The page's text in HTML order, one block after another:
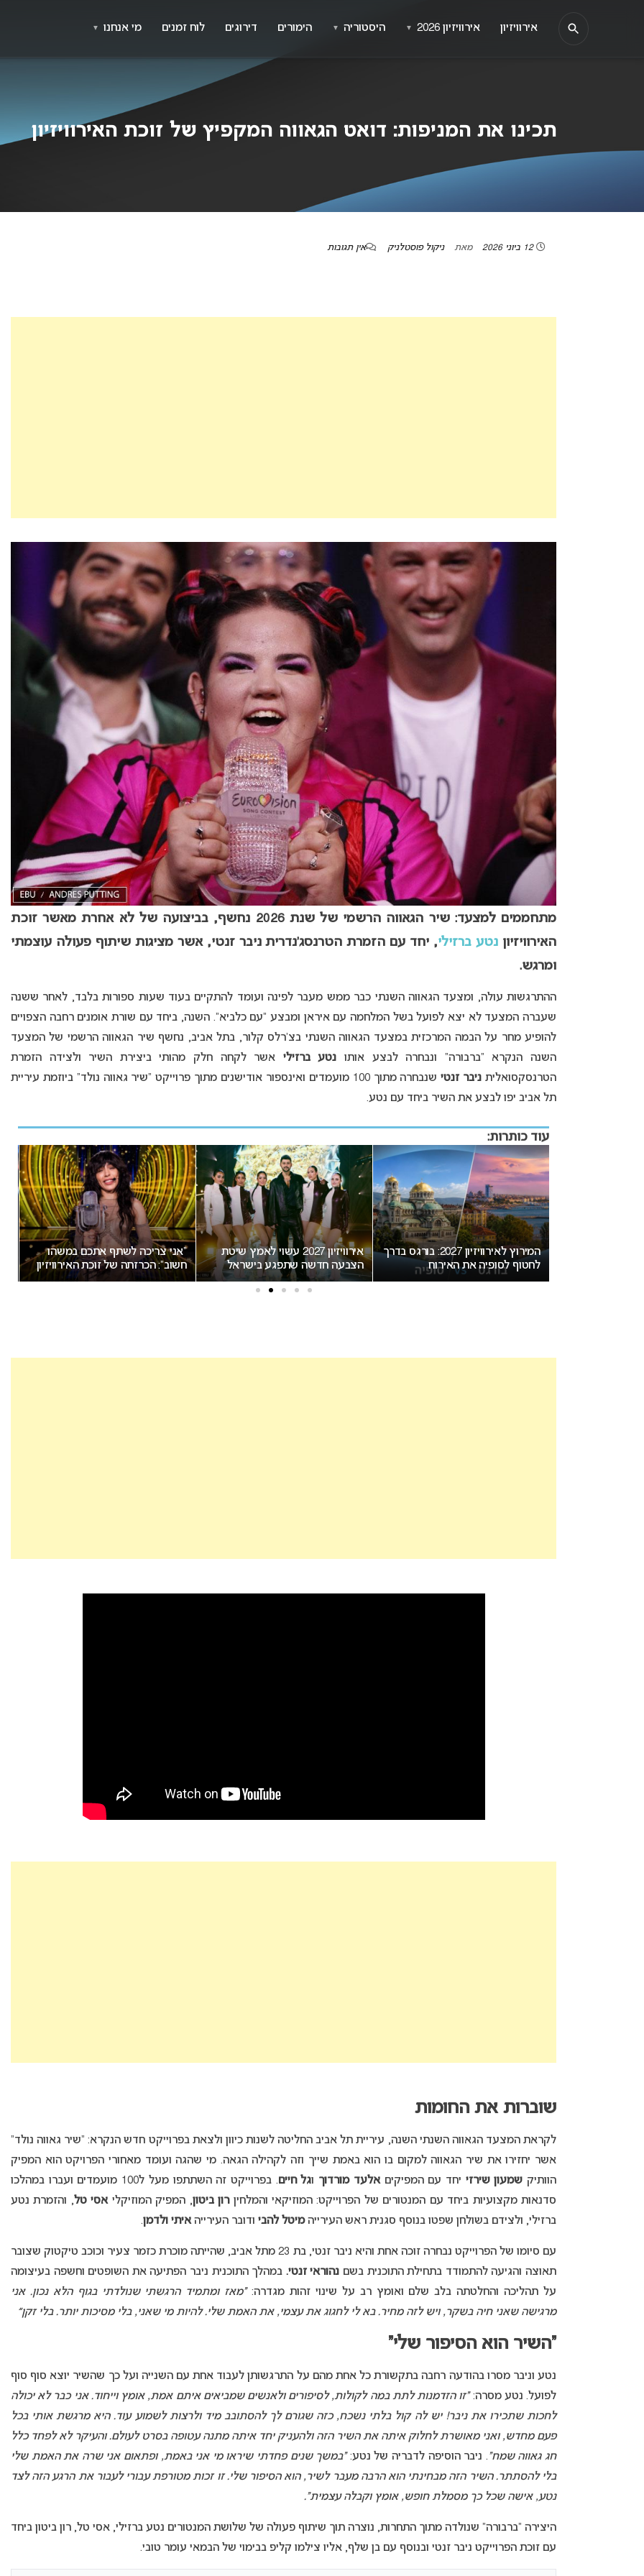
תכינו את המניפות: דואט הגאווה המקפיץ של זוכת האירוויזיון
12 ביוני 2026 מאת ניקול פוסטלניק אין תגובות
מתחממים למצעד: שיר הגאווה הרשמי של שנת 2026 נחשף, בביצועה של לא אחרת מאשר זוכת
האירוויזיון נטע ברזילי, יחד עם הזמרת הטרנסג’נדרית ניבר זנטי, אשר מציגות שיתוף פעולה עוצמתי
ומרגש.
ההתרגשות עולה, ומצעד הגאווה השנתי כבר ממש מעבר לפינה ועומד להתקיים בעוד שעות ספורות בלבד, לאחר ששנה
שעברה המצעד לא יצא לפועל בשל המלחמה עם איראן ומבצע “עם כלביא”. השנה, ביחד עם שורת אומנים רחבה הצפויים
להופיע מחר על הבמה המרכזית במצעד הגאווה השנתי בצ’רלס קלור, בתל אביב, נחשף שיר הגאווה הרשמי של המצעד
השנה הנקרא “ברבורה” ונבחרה לבצע אותו נטע ברזילי אשר לקחה חלק מהותי ביצירת השיר ולצידה הזמרת
הטרנסקסואלית ניבר זנטי
שנבחרה מתוך 100 מועמדים ואינספור אודישנים מתוך פרוייקט “שיר גאווה נולד” ביוזמת עיריית
תל אביב יפו לבצע את השיר ביחד עם נטע.
עוד כותרות:
המירוץ לאירוויזיון 2027: בורגס בדרך
לחטוף לסופיה את האירוח
אירוויזיון 2027 עשוי לאמץ שיטת
הצבעה חדשה שתפגע בישראל
“אני צריכה לשתף אתכם במשהו
חשוב”: הכרזתה של זוכת האירוויזיון
מסעירה את הרשת
אירוויזיון
התאריכים עלולה
ישראל
שוברות את החומות
לקראת המצעד הגאווה השנתי השנה, עיריית תל אביב החליטה לשנות כיוון ולצאת בפרוייקט חדש הנקרא: “שיר גאווה נולד”
אשר יחזירו את שיר הגאווה למקום בו הוא באמת שייך וזה לקהילה הגאה. מי שהגה ועומד מאחורי הפרויקט הוא המפיק
הוותיק שמעון שירזי יחד עם המפיקיםאלעד מורדוך וגל חיים
. בפרוייקט זה השתתפו מעל ל100 מועמדים ועברו במהלכו
סדנאות מקצועיות ביחד עם המנטורים של הפרוייקט: המוזיקאי והמלחיןרון ביטון, המפיק המוזיקליאסי טל, והזמרת נטע
ברזילי, ולצידם בשולחן שפטו בנוסף סגנית ראש העירייהמיטל להבי ודובר העירייהאיתי ולדמן.
עם סיומו של הפרוייקט נבחרה זוכה אחת והיא ניבר זנטי, בת 23 מתל אביב, שהייתה מוכרת כזמר צעיר וכוכב טיקטוק שצובר
תאוצה והגיעה להתמודד בתחילת התוכנית בשם נהוראי זנטי. במהלך התוכנית ניבר הפתיעה את השופטים וחשפה בעיצומה
על תהליכה והחלטתה בלב שלם ואומץ רב על שינוי זהות מגדרה:“מאז ומתמיד הרגשתי שנולדתי בגוף הלא נכון. אני
מרגישה שאני חיה בשקר, ויש לזה מחיר. בא לי לחגוג את עצמי, את האמת שלי. להיות מי שאני, בלי מסיכות יותר. בלי זקן״
“השיר הוא הסיפור שלי”
נטע וניבר מסרו בהודעה רחבה בתקשורת כל אחת מהם על התרגשותן לעבוד אחת עם השנייה ועל כך שהשיר יוצא סוף סוף
לפועל. נטע מסרה:“זו הזדמנות לתת במה לקולות, לסיפורים ולאנשים שמביאים איתם אמת, אומץ וייחוד. אני כבר לא יכולה
לחכות שתכירו את ניבר! יש לה קול בלתי נשכח, כזה שגורם לך להסתובב מיד ולרצות לשמוע עוד. היא מרגשת אותי בכל
פעם מחדש, ואני מאושרת לחלוק איתה את השיר הזה ולהעניק יחד איתה מתנה עטופה בסרט לעולם. והעיקר לא לפחד כלל
חג גאווה שמח”. ניבר הוסיפה לדבריה של נטע:“במשך שנים פחדתי שיראו מי אני באמת, ופתאום אני שרה את האמת שלי
בלי להסתתר. השיר הזה מבחינתי הוא הרבה מעבר לשיר, הוא הסיפור שלי. זו זכות מטורפת עבורי לעבור את הרגע הזה לצד
נטע, אישה שכל כך מסמלת חופש, אומץ וקבלה עצמית”.
היצירה “ברבורה” שנולדה מתוך התחרות, נוצרה תוך שיתוף פעולה של שלושת המנטורים נטע ברזילי, אסי טל, רון ביטון ביחד
עם זוכת הפרוייקט ניבר זנטי ובנוסף עם בן שלף, אליו צילמו קליפ בבימוי של הבמאי עומר טובי.
אירוויזיון אירוויזיון 2026 ▼ היסטוריה ▼ הימורים דירוגים לוח זמנים מי אנחנו ▼